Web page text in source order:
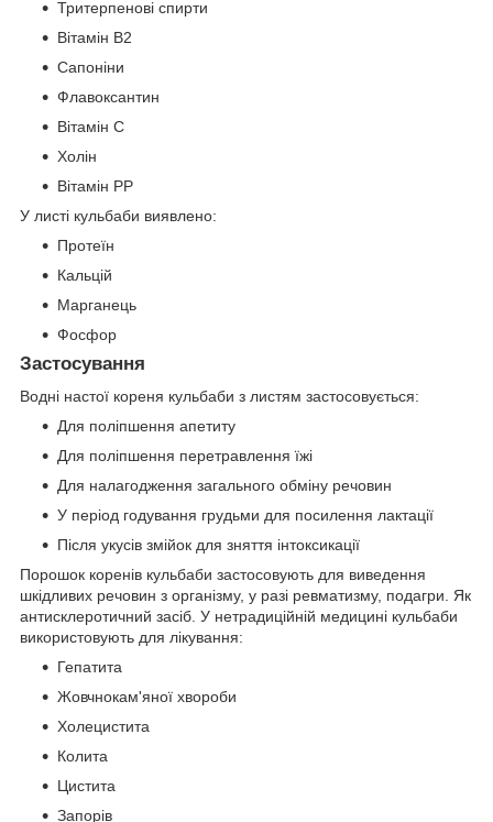
Тритерпенові спирти
Вітамін В2
Сапоніни
Флавоксантин
Вітамін С
Холін
Вітамін PP
У листі кульбаби виявлено:
Протеїн
Кальцій
Марганець
Фосфор
Застосування
Водні настої кореня кульбаби з листям застосовується:
Для поліпшення апетиту
Для поліпшення перетравлення їжі
Для налагодження загального обміну речовин
У період годування грудьми для посилення лактації
Після укусів змійок для зняття інтоксикації
Порошок коренів кульбаби застосовують для виведення
шкідливих речовин з організму, у разі ревматизму, подагри. Як
антисклеротичний засіб. У нетрадиційній медицині кульбаби
використовують для лікування:
Гепатита
Жовчнокам'яної хвороби
Холецистита
Колита
Цистита
Запорів